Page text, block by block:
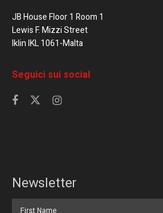
JB House Floor 1 Room 1
Lewis F. Mizzi Street
Iklin IKL 1061-Malta
Seguici sui social
Newsletter